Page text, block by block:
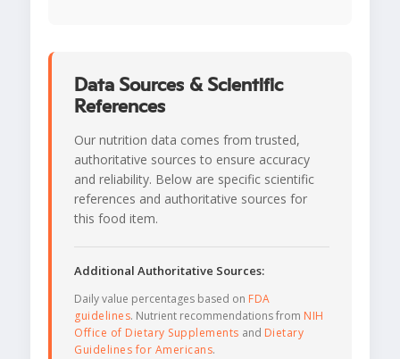
Data Sources & Scientific
References
Our nutrition data comes from trusted,
authoritative sources to ensure accuracy
and reliability. Below are specific scientific
references and authoritative sources for
this food item.
Additional Authoritative Sources:
Daily value percentages based on FDA
guidelines. Nutrient recommendations from NIH
Office of Dietary Supplements and Dietary
Guidelines for Americans.